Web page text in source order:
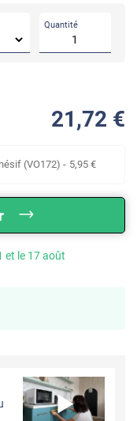
Quantité
21 ,72 €
(VO172) - 5,95 €
et le 17 août